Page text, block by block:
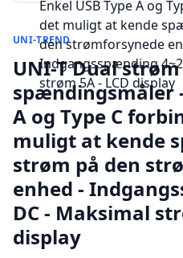
UNI-TREND
UNI-T Dual
spændingsmåler
A og Type C
muligt at kende
strøm på den
enhed -
DC - Maksimal
display